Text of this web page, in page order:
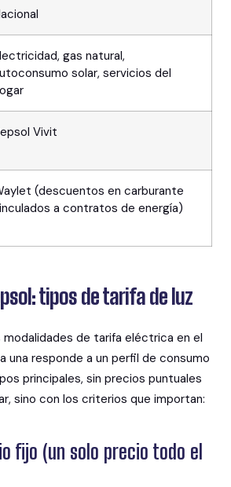
gas natural,
solar, servicios del
Vivit
(descuentos en carburante
a contratos de energía)
tipos de tarifa de luz
modalidades de tarifa eléctrica en el
una responde a un perfil de consumo
principales, sin precios puntuales
sino con los criterios que importan:
fijo (un solo precio todo el